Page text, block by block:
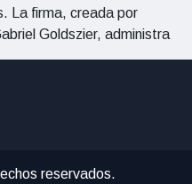
La firma, creada por
Goldszier, administra
reservados.